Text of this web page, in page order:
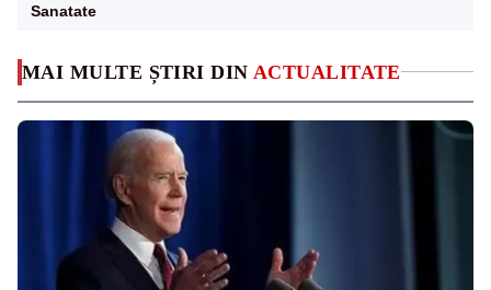
MAI MULTE ȘTIRI DIN ACTUALITATE
Sanatate